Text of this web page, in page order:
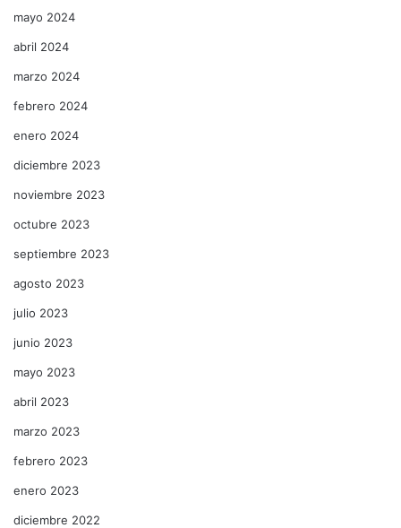
mayo 2024
abril 2024
marzo 2024
febrero 2024
enero 2024
diciembre 2023
noviembre 2023
octubre 2023
septiembre 2023
agosto 2023
julio 2023
junio 2023
mayo 2023
abril 2023
marzo 2023
febrero 2023
enero 2023
diciembre 2022